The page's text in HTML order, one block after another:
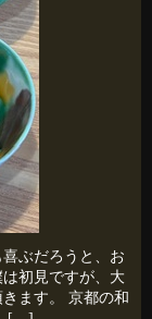
ぶだろうと、お
初見ですが、大
ます。 京都の和